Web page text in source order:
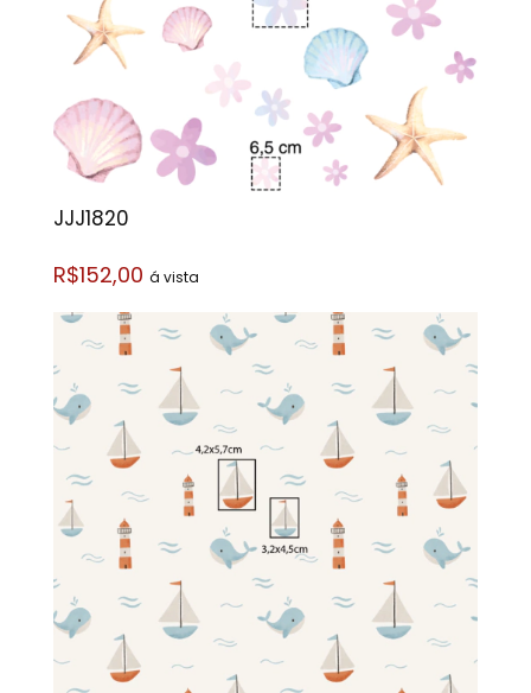
JJJ1820
R$152,00 á vista